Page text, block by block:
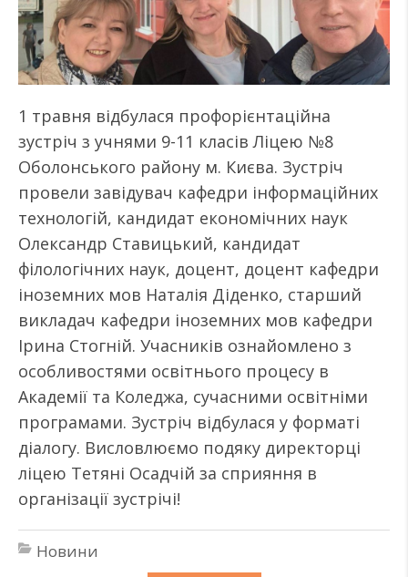
1 травня відбулася профорієнтаційна
зустріч з учнями 9-11 класів Ліцею №8
Оболонського району м. Києва. Зустріч
провели завідувач кафедри інформаційних
технологій, кандидат економічних наук
Олександр Ставицький, кандидат
філологічних наук, доцент, доцент кафедри
іноземних мов Наталія Діденко, старший
викладач кафедри іноземних мов кафедри
Ірина Стогній. Учасників ознайомлено з
особливостями освітнього процесу в
Академії та Коледжа, сучасними освітніми
програмами. Зустріч відбулася у форматі
діалогу. Висловлюємо подяку директорці
ліцею Тетяні Осадчій за сприяння в
організації зустрічі!
Новини